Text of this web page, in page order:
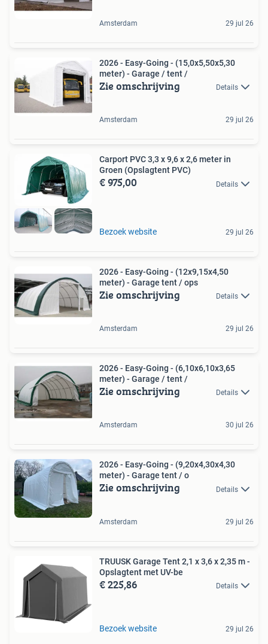
Amsterdam 29 jul 26
2026 - Easy-Going - (15,0x5,50x5,30
meter) - Garage / tent /
Zie omschrijving Details
Amsterdam 29 jul 26
Carport PVC 3,3 x 9,6 x 2,6 meter in
Groen (Opslagtent PVC)
€ 975,00 Details
Bezoek website 29 jul 26
2026 - Easy-Going - (12x9,15x4,50
meter) - Garage tent / ops
Zie omschrijving Details
Amsterdam 29 jul 26
2026 - Easy-Going - (6,10x6,10x3,65
meter) - Garage / tent /
Zie omschrijving Details
Amsterdam 30 jul 26
2026 - Easy-Going - (9,20x4,30x4,30
meter) - Garage tent / o
Zie omschrijving Details
Amsterdam 29 jul 26
TRUUSK Garage Tent 2,1 x 3,6 x 2,35 m -
Opslagtent met UV-be
€ 225,86 Details
Bezoek website 29 jul 26